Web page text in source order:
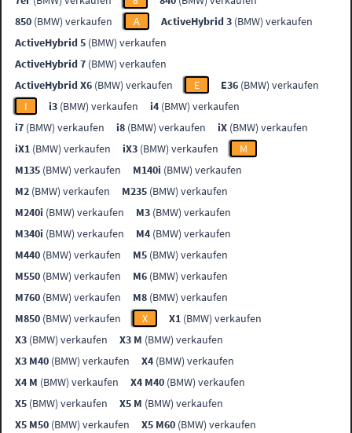
850 (BMW) verkaufen A ActiveHybrid 3 (BMW) verkaufen
ActiveHybrid 5 (BMW) verkaufen
ActiveHybrid 7 (BMW) verkaufen
ActiveHybrid X6 (BMW) verkaufen E E36 (BMW) verkaufen
I
i3 (BMW) verkaufen i4 (BMW) verkaufen
i7 (BMW) verkaufen i8 (BMW) verkaufen iX (BMW) verkaufen
iX1 (BMW) verkaufen iX3 (BMW) verkaufen
M
M135 (BMW) verkaufen M140i (BMW) verkaufen
M2 (BMW) verkaufen M235 (BMW) verkaufen
M240i (BMW) verkaufen M3 (BMW) verkaufen
M340i (BMW) verkaufen M4 (BMW) verkaufen
M440 (BMW) verkaufen M5 (BMW) verkaufen
M550 (BMW) verkaufen M6 (BMW) verkaufen
M760 (BMW) verkaufen M8 (BMW) verkaufen
M850 (BMW) verkaufen X X1 (BMW) verkaufen
X3 (BMW) verkaufen X3 M (BMW) verkaufen
X3 M40 (BMW) verkaufen X4 (BMW) verkaufen
X4 M (BMW) verkaufen X4 M40 (BMW) verkaufen
X5 (BMW) verkaufen X5 M (BMW) verkaufen
X5 M50 (BMW) verkaufen X5 M60 (BMW) verkaufen